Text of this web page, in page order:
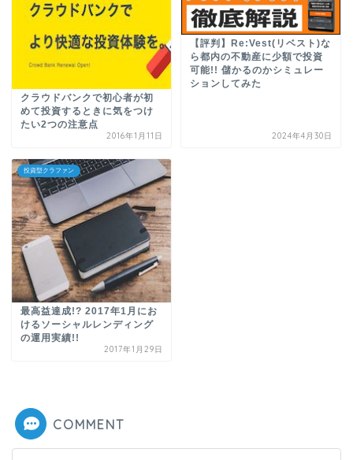
クラウドバンクで初心者が初
めて投資するときに気をつけ
たい2つの注意点
2016年1月11日
【評判】Re:Vest(リベスト)な
ら都内の不動産に少額で投資
可能!! 儲かるのかシミュレー
ションしてみた
2024年4月30日
投資型クラファン
最高益達成!? 2017年1月にお
けるソーシャルレンディング
の運用実績!!
2017年1月29日
COMMENT